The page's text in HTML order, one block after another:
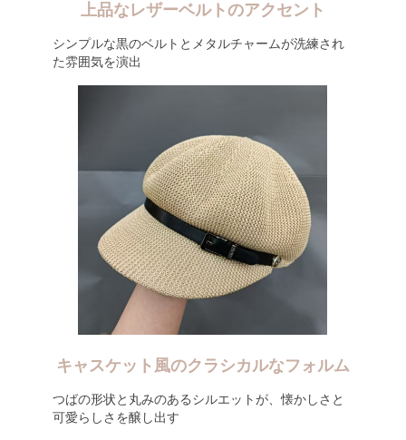
上品なレザーベルトのアクセント
シンプルな黒のベルトとメタルチャームが洗練され
た雰囲気を演出
キャスケット風のクラシカルなフォルム
つばの形状と丸みのあるシルエットが、懐かしさと
可愛らしさを醸し出す